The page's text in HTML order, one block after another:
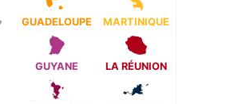
GUADELOUPE MARTINIQUE
GUYANE LA RÉUNION